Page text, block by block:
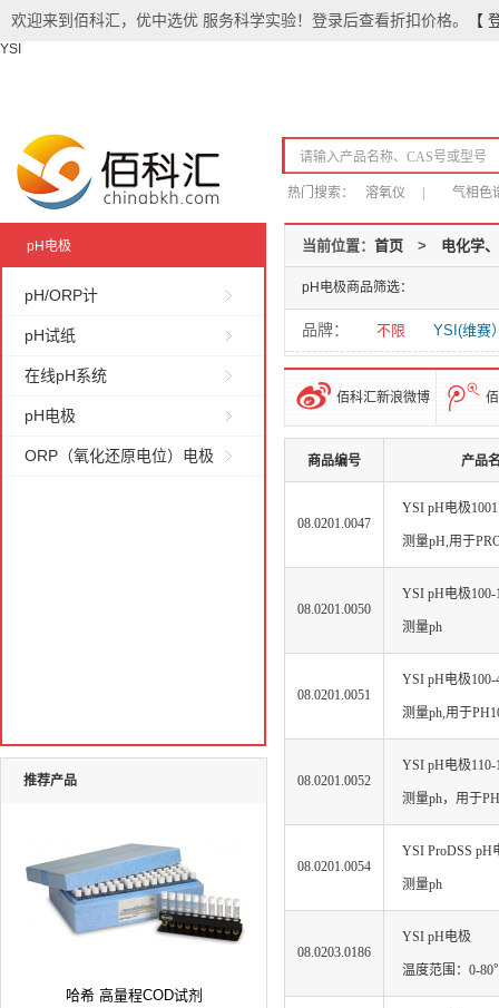
欢迎来到佰科汇，优中选优 服务科学实验！登录后查看折扣价格。 【
YSI
热门搜索： 溶氧仪 气相色
当前位置： 首页 > 电化学
pH电极商品筛选：
品牌： 不限 YSI(维赛
佰科汇新浪微博
商品编号 产品
08.0201.0047
YSI pH电极1001
测量pH,用于
08.0201.0050
YSI pH电极100-
测量ph
08.0201.0051
YSI pH电极100-
测量ph,用于
08.0201.0052
YSI pH电极110-
测量ph，用于
08.0201.0054
YSI ProDSS pH
测量ph
08.0203.0186
YSI pH电极
温度范围：0-
pH电极
pH/ORP计
pH试纸
在线pH系统
pH电极
ORP（氧化还原电位）电极
推荐产品
哈希 高量程COD试剂